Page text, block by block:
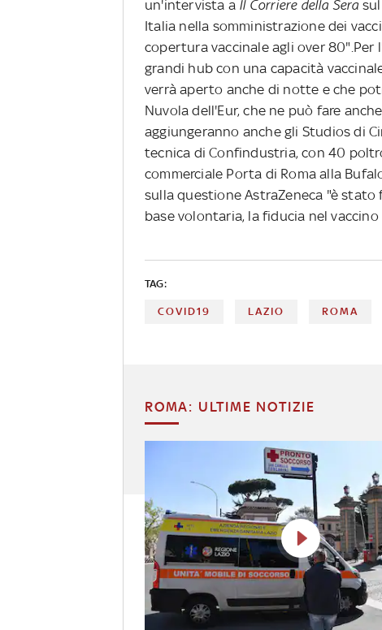
un'intervista a Il Corriere della Serasul
Italia nella somministrazione dei
copertura vaccinale agli over 80".Per
grandi hub con una capacità
verrà aperto anche di notte e che
Nuvola dell'Eur, che ne può fare
aggiungeranno anche gli Studios di
tecnica di Confindustria, con 40
commerciale Porta di Roma alla
sulla questione AstraZeneca "è
base volontaria, la fiducia nel
TAG:
COVID19 LAZIO ROMA
ROMA: ULTIME NOTIZIE